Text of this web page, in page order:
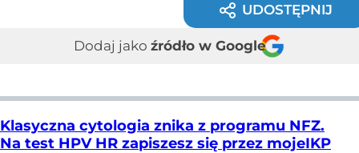
UDOSTĘPNIJ
Dodaj jako źródło w Google
Klasyczna cytologia znika z programu NFZ.
Na test HPV HR zapiszesz się przez mojeIKP